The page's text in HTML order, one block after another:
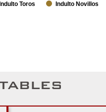
Indulto Toros Indulto Novillos